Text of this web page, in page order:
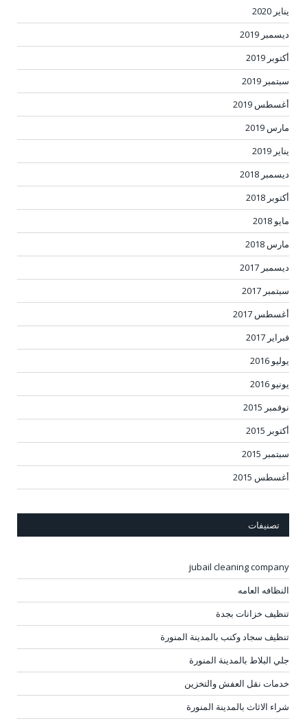
يناير 2020
ديسمبر 2019
أكتوبر 2019
سبتمبر 2019
أغسطس 2019
مارس 2019
يناير 2019
ديسمبر 2018
أكتوبر 2018
مايو 2018
مارس 2018
ديسمبر 2017
سبتمبر 2017
أغسطس 2017
فبراير 2017
يوليو 2016
يونيو 2016
نوفمبر 2015
أكتوبر 2015
سبتمبر 2015
أغسطس 2015
تصنيفات
jubail cleaning company
النظافه العامه
تنظيف خزانات بجدة
تنظيف سجاد وكنب بالمدينة المنورة
جلي البلاط بالمدينة المنورة
خدمات نقل العفش والتخزين
شراء الاثاث بالمدينة المنورة